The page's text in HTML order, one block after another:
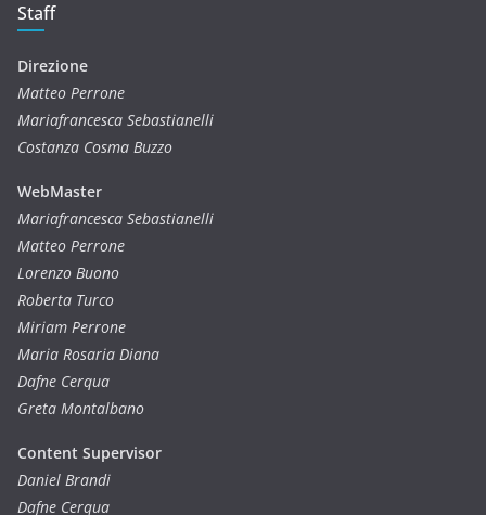
Staff
Direzione
Matteo Perrone
Mariafrancesca Sebastianelli
Costanza Cosma Buzzo
WebMaster
Mariafrancesca Sebastianelli
Matteo Perrone
Lorenzo Buono
Roberta Turco
Miriam Perrone
Maria Rosaria Diana
Dafne Cerqua
Greta Montalbano
Content Supervisor
Daniel Brandi
Dafne Cerqua